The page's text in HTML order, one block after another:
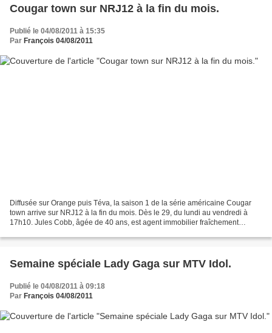
Cougar town sur NRJ12 à la fin du mois.
Publié le 04/08/2011 à 15:35
Par François 04/08/2011
Diffusée sur Orange puis Téva, la saison 1 de la série américaine Cougar
town arrive sur NRJ12 à la fin du mois. Dès le 29, du lundi au vendredi à
17h10. Jules Cobb, âgée de 40 ans, est agent immobilier fraîchement
Semaine spéciale Lady Gaga sur MTV Idol.
Publié le 04/08/2011 à 09:18
Par François 04/08/2011